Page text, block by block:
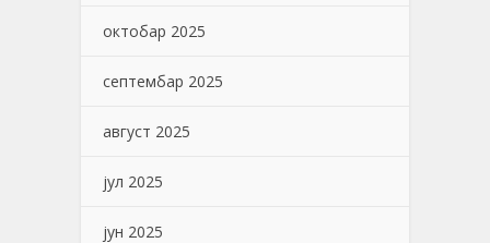
октобар 2025
септембар 2025
август 2025
јул 2025
јун 2025